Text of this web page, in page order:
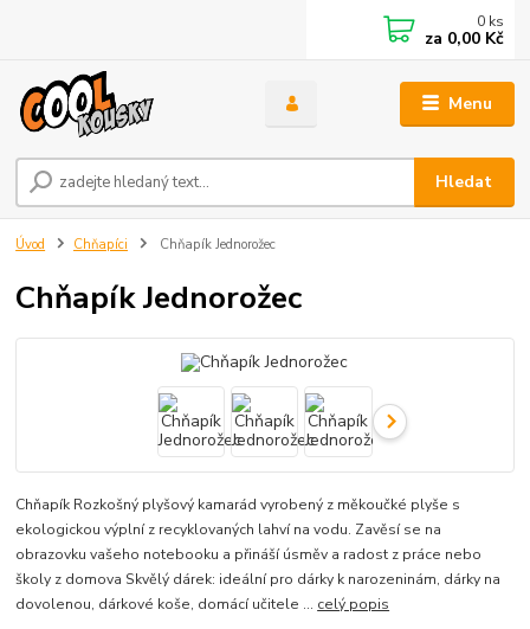
Menu
Hledat
0 ks
za 0,00 Kč
Úvod Chňapíci Chňapík Jednorožec
Chňapík Jednorožec
Chňapík Rozkošný plyšový kamarád vyrobený z měkoučké plyše s
ekologickou výplní z recyklovaných lahví na vodu. Zavěsí se na
obrazovku vašeho notebooku a přináší úsměv a radost z práce nebo
školy z domova Skvělý dárek: ideální pro dárky k narozeninám, dárky na
dovolenou, dárkové koše, domácí učitele ... celý popis